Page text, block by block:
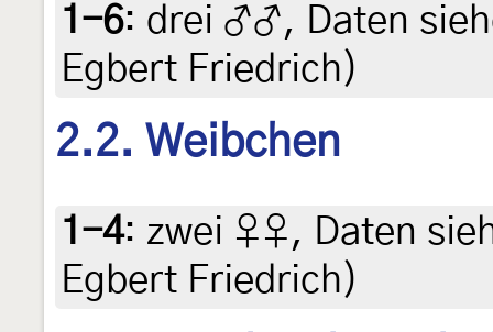
1-6: drei ♂♂, Daten
Egbert Friedrich)
2.2. Weibchen
1-4: zwei ♀♀, Daten
Egbert Friedrich)